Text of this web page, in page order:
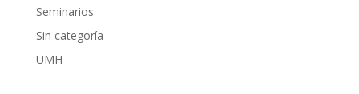
Seminarios
Sin categoría
UMH